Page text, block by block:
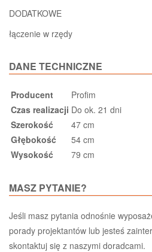
DODATKOWE
łączenie w rzędy
DANE TECHNICZNE
Producent
Profim
Czas realizacji Do ok. 21 dni
Szerokość
47 cm
Głębokość
54 cm
Wysokość
79 cm
MASZ PYTANIE?
Jeśli masz pytania odnośnie
porady projektantów lub jesteś
skontaktuj się z naszymi doradcami.